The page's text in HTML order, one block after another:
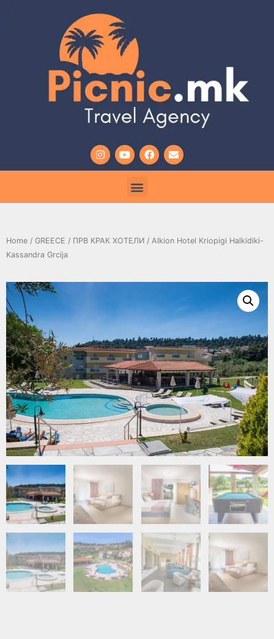
Home / GREECE / ПРВ КРАК ХОТЕЛИ / Alkion Hotel Kriopigi Halkidiki-
Kassandra Grcija